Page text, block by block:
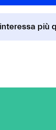
più